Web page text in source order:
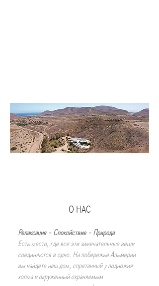
О НАС
Релаксация - Спокойствие - Природа
Есть место, где все эти замечательные вещи
соединяются в одно. На побережье Альмерии
вы найдете наш дом, спрятанный у подножия
холма и окруженный охраняемым